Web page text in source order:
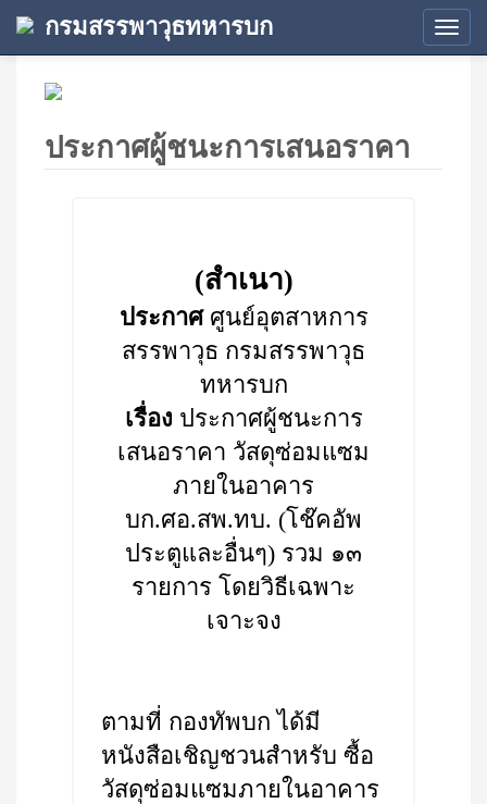
กรมสรรพาวุธทหารบก
ประกาศผู้ชนะการเสนอราคา
(สำเนา)
ประกาศศูนย์อุตสาหการ
สรรพาวุธ กรมสรรพาวุธ
ทหารบก
เรื่อง ประกาศผู้ชนะการ
เสนอราคา วัสดุซ่อมแซม
ภายในอาคาร
บก.ศอ.สพ.ทบ. (โช๊คอัพ
ประตูและอื่นๆ) รวม ๑๓
รายการ โดยวิธีเฉพาะ
เจาะจง
ตามที่ กองทัพบก ได้มี
หนังสือเชิญชวนสำหรับ ซื้อ
วัสดุซ่อมแซมภายในอาคาร